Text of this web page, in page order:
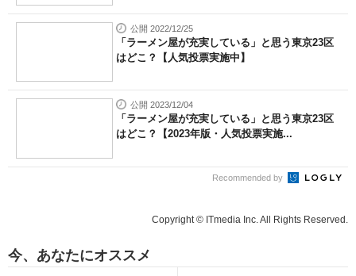
公開 2022/12/25
「ラーメン屋が充実している」と思う東京23区
はどこ？【人気投票実施中】
公開 2023/12/04
「ラーメン屋が充実している」と思う東京23区
はどこ？【2023年版・人気投票実施...
Recommended by
Copyright © ITmedia Inc. All Rights Reserved.
今、あなたにオススメ